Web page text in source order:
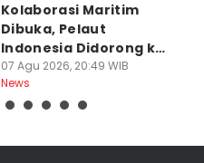
Kolaborasi Maritim
Dibuka, Pelaut
Indonesia Didorong ke
Pasar Global
07 Agu 2026, 20:49 WIB
News